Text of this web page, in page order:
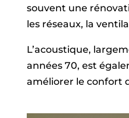
souvent une
les réseaux, la
L’acoustique,
années 70, est
améliorer le confort